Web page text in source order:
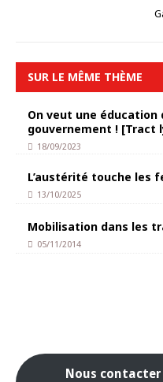
SUR LE MÊME THÈME
On veut une éducation
gouvernement ! [Tract
18/09/2023
L’austérité touche les
13/10/2025
Mobilisation dans les
05/11/2014
Nous